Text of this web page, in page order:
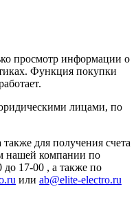
просмотр информации о
Функция покупки
лицами, по
для получения счета
нашей компании по
до 17-00 , а также по
или ab@elite-electro.ru